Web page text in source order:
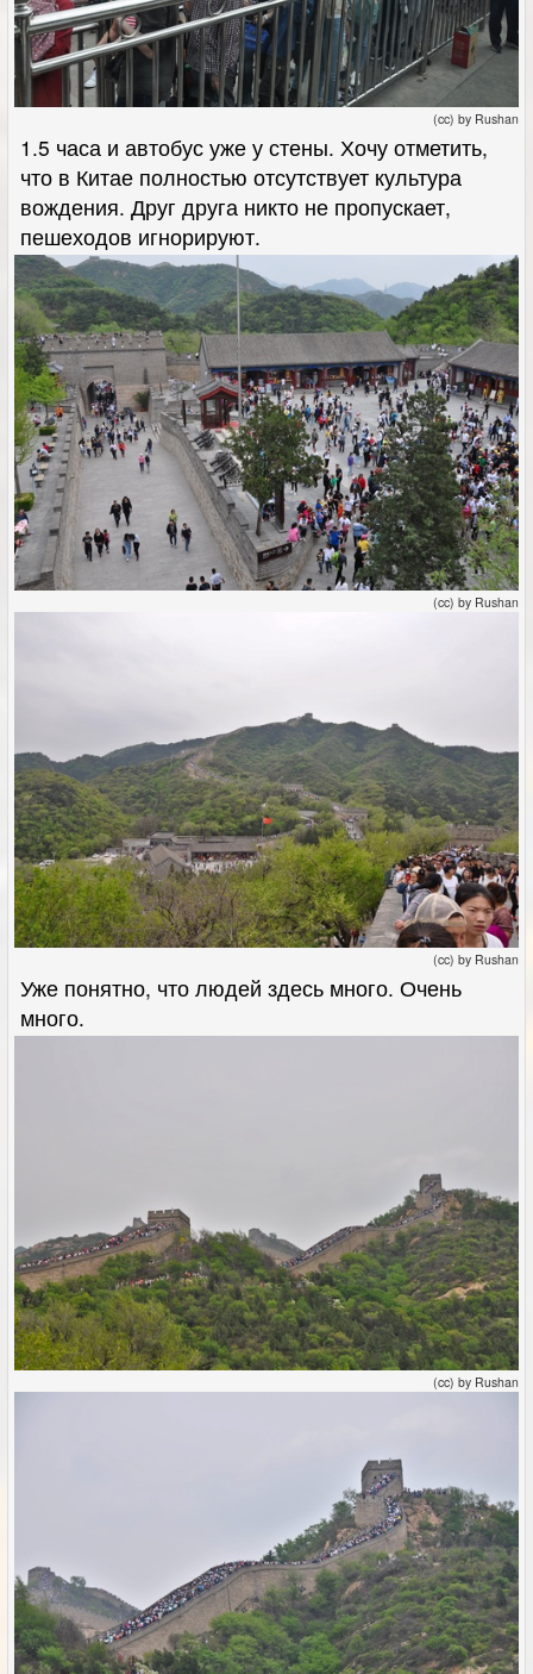
(cc) by Rushan
1.5 часа и автобус уже у стены. Хочу отметить,
что в Китае полностью отсутствует культура
вождения. Друг друга никто не пропускает,
пешеходов игнорируют.
(cc) by Rushan
(cc) by Rushan
Уже понятно, что людей здесь много. Очень
много.
(cc) by Rushan